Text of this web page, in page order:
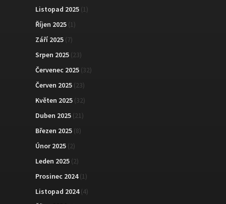
Listopad 2025 (1)
Říjen 2025 (1)
Září 2025 (7)
Srpen 2025 (23)
Červenec 2025 (32)
Červen 2025 (23)
Květen 2025 (32)
Duben 2025 (21)
Březen 2025 (8)
Únor 2025 (2)
Leden 2025 (2)
Prosinec 2024(1)
Listopad 2024(4)